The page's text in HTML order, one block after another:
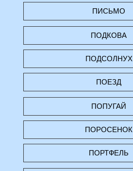
ПИСЬМО
ПОДКОВА
ПОДСОЛНУХ
ПОЕЗД
ПОПУГАЙ
ПОРОСЕНОК
ПОРТФЕЛЬ